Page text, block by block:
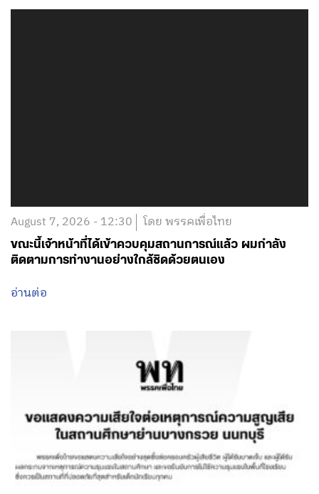
August 7, 2026 - 12:30 โดย พรรคเพื่อไทย
ขณะนี้เจ้าหน้าที่ได้เข้าควบคุมสถานการณ์แล้ว ผมกำลัง
ติดตามการทำงานอย่างใกล้ชิดด้วยตนเอง
อ่านต่อ